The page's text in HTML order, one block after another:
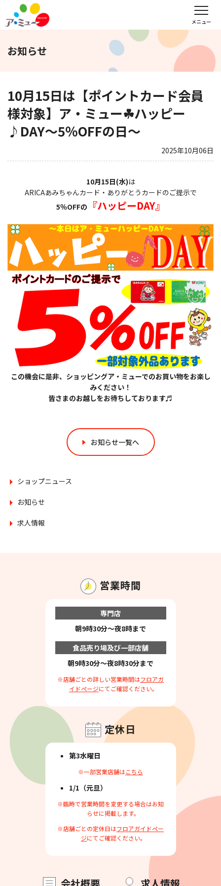
メニュー
フロアガイド レンタル会議室予約
サンキュー
福野タウンホテル
スポーツクラブ
WEBチラシ アクセス 営業時間・定休日
会社概要 求人情報 お問い合わせ
お知らせ
10月15日は【ポイントカード会員
様対象】ア・ミュー☘ハッピー
♪DAY～5％OFFの日～
2025年10月06日
10月15日(水)は
ARICAあみちゃんカード・ありがとうカードのご提示で
5％OFFの
『ハッピーDAY』
この機会に是非、ショッピングア・ミューでのお買い物をお楽し
みください！
皆さまのお越しをお待ちしております♬
お知らせ一覧へ
ショップニュース
お知らせ
求人情報
営業時間
専門店
朝9時30分～夜8時まで
食品売り場及び一部店舗
朝9時30分～夜8時30分まで
※店舗ごとの詳しい営業時間はフロアガ
イドページにてご確認ください。
定休日
第3水曜日
※一部営業店舗はこちら
1/1（元旦）
※臨時で営業時間を変更する場合はお知
らせに掲載します。
※店舗ごとの定休日はフロアガイドペー
ジにてご確認ください。
会社概要 求人情報